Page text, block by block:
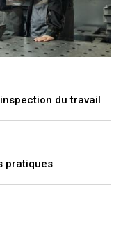
du travail
pratiques